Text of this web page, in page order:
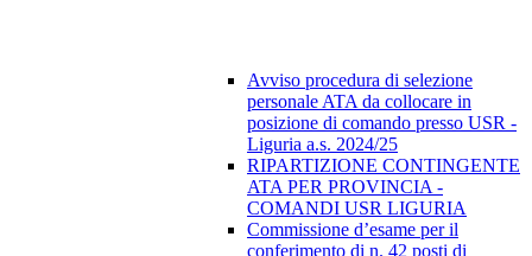
Avviso procedura di selezione
personale ATA da collocare in
posizione di comando presso USR -
Liguria a.s. 2024/25
RIPARTIZIONE CONTINGENTE
ATA PER PROVINCIA -
COMANDI USR LIGURIA
Commissione d’esame per il
conferimento di n. 42 posti di